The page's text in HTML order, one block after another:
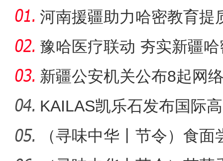
河南援疆助力哈密教育提
豫哈医疗联动 夯实新疆
新疆公安机关公布8起网
KAILAS凯乐石发布国际
高
（寻味中华丨节令）食